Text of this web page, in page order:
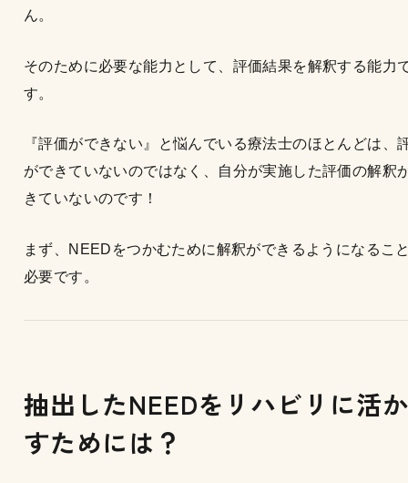
ん。
そのために必要な能力として、評価結果を解釈する能力
す。
『評価ができない』と悩んでいる療法士のほとんどは、
ができていないのではなく、自分が実施した評価の解釈
きていないのです！
まず、NEEDをつかむために解釈ができるようになるこ
必要です。
抽出したNEEDをリハビリに活か
すためには？